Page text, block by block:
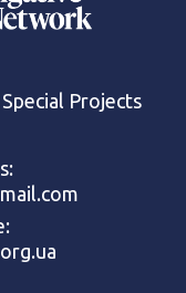
Special Projects